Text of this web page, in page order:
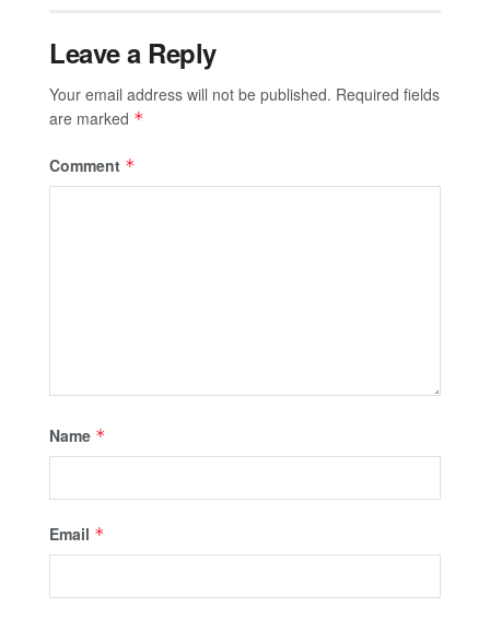
Leave a Reply
Your email address will not be published. Required fields
are marked *
Comment *
Name *
Email *